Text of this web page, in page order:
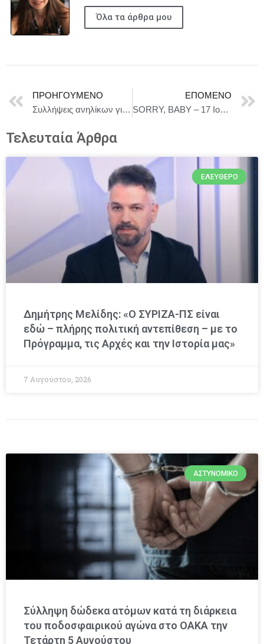
Όλα τα άρθρα μου
ΠΡΟΗΓΟΎΜΕΝΟ
Συλλήψεις ανηλίκων για κλοπή στην Κέρκυρα
ΕΠΌΜΕΝΟ
SORRY, BABY – 17 Ιουλίου στους κινηματογράφους
Τελευταία Άρθρα
ΕΛΕΎΘΕΡΟ
Δημήτρης Μελίδης: «Ο ΣΥΡΙΖΑ-ΠΣ είναι
εδώ – πλήρης πολιτική αντεπίθεση – με το
Πρόγραμμα, τις Αρχές και την Ιστορία μας»
7 Αυγούστου, 2026
ΑΣΤΥΝΟΜΙΚΌ
Σύλληψη δώδεκα ατόμων κατά τη διάρκεια
του ποδοσφαιρικού αγώνα στο ΟΑΚΑ την
Τετάρτη 5 Αυγούστου